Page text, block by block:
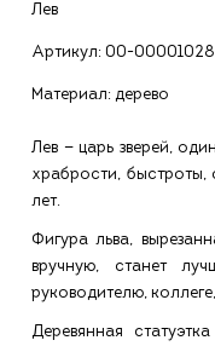
Лев
Артикул: 00-00001028
Материал: дерево
Лев — царь зверей,
храбрости, быстроты,
лет.
Фигура льва,
вручную, станет
руководителю,
Деревянная